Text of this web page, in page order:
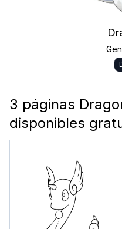
3 páginas
disponibles